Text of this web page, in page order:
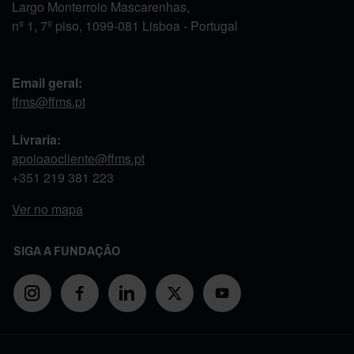
Largo Monterroio Mascarenhas,
nº 1, 7º piso, 1099-081 Lisboa - Portugal
Email geral:
ffms@ffms.pt
Livraria:
apoioaocliente@ffms.pt
+351 219 381 223
Ver no mapa
SIGA A FUNDAÇÃO